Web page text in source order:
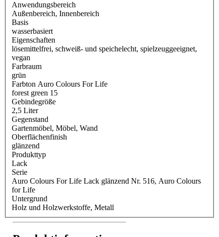
Anwendungsbereich
Außenbereich, Innenbereich
Basis
wasserbasiert
Eigenschaften
lösemittelfrei, schweiß- und speichelecht, spielzeuggeeignet,
vegan
Farbraum
grün
Farbton Auro Colours For Life
forest green 15
Gebindegröße
2,5 Liter
Gegenstand
Gartenmöbel, Möbel, Wand
Oberflächenfinish
glänzend
Produkttyp
Lack
Serie
Auro Colours For Life Lack glänzend Nr. 516, Auro Colours
for Life
Untergrund
Holz und Holzwerkstoffe, Metall